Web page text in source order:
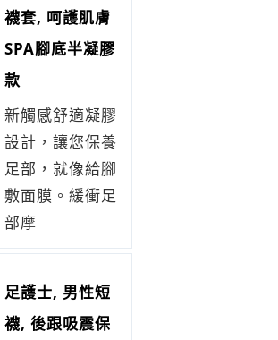
襪套, 呵護肌膚
SPA腳底半凝膠
款
新觸感舒適凝膠
設計，讓您保養
足部，就像給腳
敷面膜。緩衝足
部摩
足護士, 男性短
襪, 後跟吸震保